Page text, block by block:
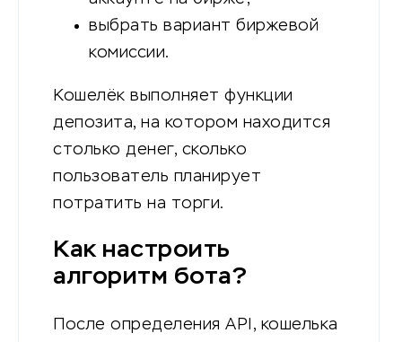
выбрать вариант биржевой
комиссии.
Кошелёк выполняет функции
депозита, на котором находится
столько денег, сколько
пользователь планирует
потратить на торги.
Как настроить
алгоритм бота?
После определения API, кошелька